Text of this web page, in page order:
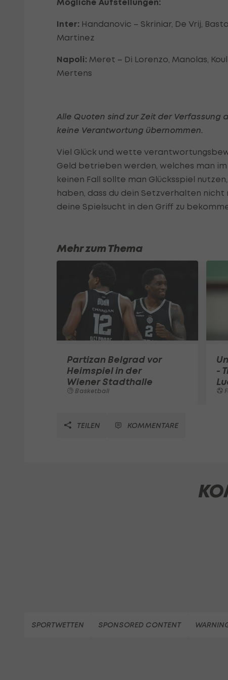
Mögliche Aufstellungen:
Inter: Handanovic – Skriniar, De Vrij,
Martinez
Napoli: Meret – Di Lorenzo, Manolas,
Mertens
Alle Quoten sind zur Zeit der
keine Verantwortung übernommen.
Viel Glück und wette
Geld betrieben werden, welches man
keinen Fall sollte man Glücksspiel
haben, dass du dein Setzverhalten
deine Spielsucht in den Griff zu
Mehr zum Thema
Partizan Belgrad vor
Heimspiel in der
Wiener Stadthalle
Basketball
-
TEILEN KOMMENTARE
SPORTWETTEN SPONSORED CONTENT